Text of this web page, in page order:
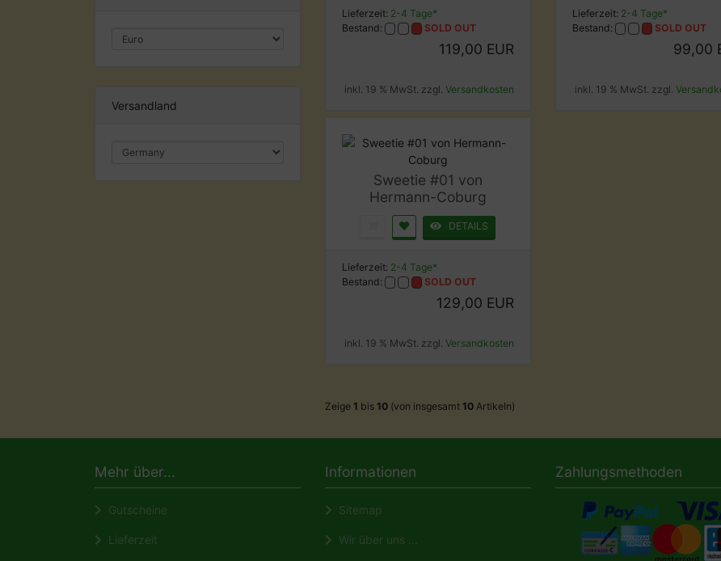
Versandland
Lieferzeit: 2-4 Tage*
Bestand:
SOLD OUT
119,00 EUR
inkl. 19 % MwSt. zzgl. Versandkosten
Lieferzeit: 2-4 Tage*
Bestand:
SOLD OUT
99,00
inkl. 19 % MwSt. zzgl.
Sweetie #01 von
Hermann-Coburg
DETAILS
Lieferzeit: 2-4 Tage*
Bestand:
SOLD OUT
129,00 EUR
inkl. 19 % MwSt. zzgl. Versandkosten
Zeige 1 bis 10 (von insgesamt 10 Artikeln)
Mehr über...
Gutscheine
Lieferzeit
Informationen
Sitemap
Wir über uns ...
Zahlungsmethoden